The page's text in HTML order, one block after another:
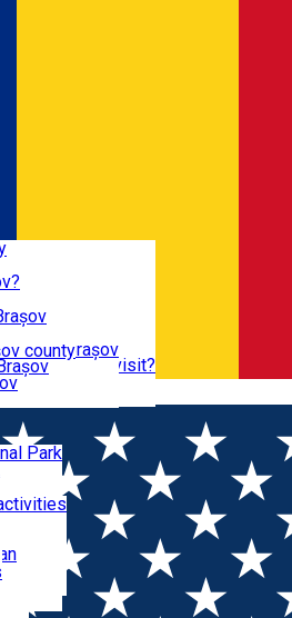
to visit?
- Brașov
county
Park